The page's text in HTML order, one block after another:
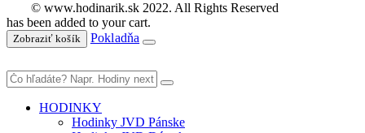
© www.hodinarik.sk 2022. All Rights Reserved
has been added to your cart.
Zobraziť košík Pokladňa
HODINKY
Hodinky JVD Pánske